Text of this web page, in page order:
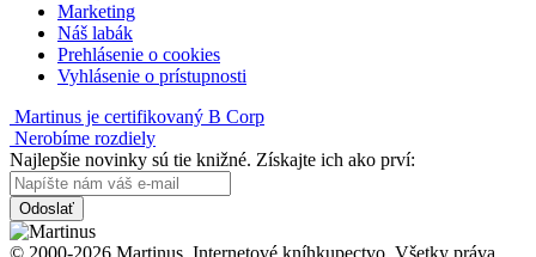
Marketing
Náš labák
Prehlásenie o cookies
Vyhlásenie o prístupnosti
Martinus je certifikovaný B Corp
Nerobíme rozdiely
Najlepšie novinky sú tie knižné. Získajte ich ako prví:
Odoslať
© 2000-2026 Martinus. Internetové kníhkupectvo. Všetky práva